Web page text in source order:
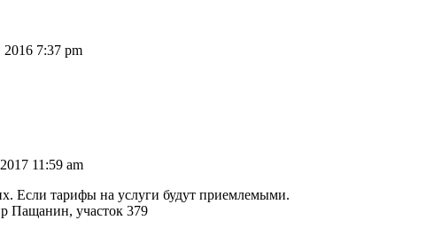
7:37 pm
11:59 am
Если тарифы на услуги будут приемлемыми.
Пащанин, участок 379